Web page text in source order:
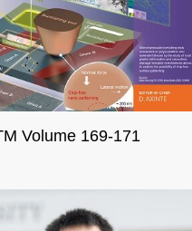
Volume 169-171